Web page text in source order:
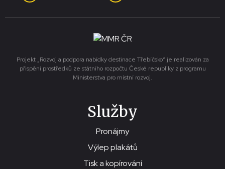
Projekt „Rozvoj a podpora nabídky destinace Třebíčsko“ je realizován za
přispění prostředků ze státního rozpočtu České republiky z programu
Ministerstva pro místní rozvoj.
Služby
Pronájmy
Výlep plakátů
Tisk a kopírování